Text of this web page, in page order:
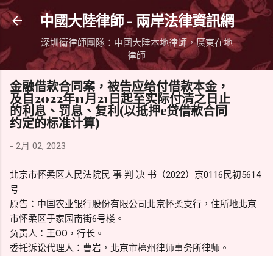
跳到主要內容
中國大陸律師 - 兩岸法律資訊網
深圳衛律師團隊：中國大陸本地律師，廣東在地
律師
金融借款合同案，被告应给付借款本金，
及自2022年11月21日起至实际付清之日止
的利息、罚息、复利(以抵押e贷借款合同
约定的标准计算)
- 2月 02, 2023
北京市怀柔区人民法院民 事 判 决 书（2022）京0116民初5614
号
原告：中国农业银行股份有限公司北京怀柔支行，住所地北京
市怀柔区于家园南街6号楼。
负责人：王OO，行长。
委托诉讼代理人：曹岩，北京市檀州律师事务所律师。